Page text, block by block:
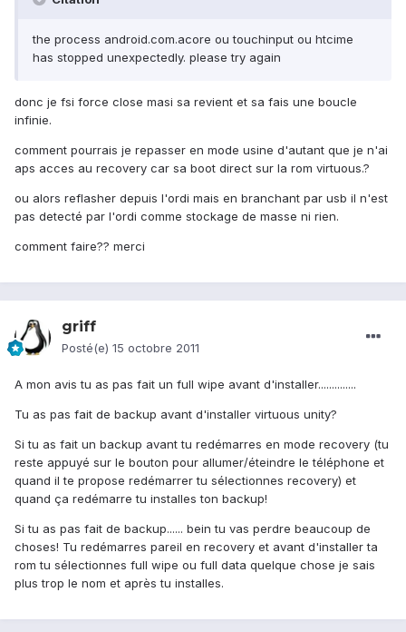
the process android.com.acore ou touchinput ou htcime
has stopped unexpectedly. please try again
donc je fsi force close masi sa revient et sa fais une boucle
infinie.
comment pourrais je repasser en mode usine d'autant que je n'ai
aps acces au recovery car sa boot direct sur la rom virtuous.?
ou alors reflasher depuis l'ordi mais en branchant par usb il n'est
pas detecté par l'ordi comme stockage de masse ni rien.
comment faire?? merci
griff
Posté(e) 15 octobre 2011
A mon avis tu as pas fait un full wipe avant d'installer..............
Tu as pas fait de backup avant d'installer virtuous unity?
Si tu as fait un backup avant tu redémarres en mode recovery (tu
reste appuyé sur le bouton pour allumer/éteindre le téléphone et
quand il te propose redémarrer tu sélectionnes recovery) et
quand ça redémarre tu installes ton backup!
Si tu as pas fait de backup...... bein tu vas perdre beaucoup de
choses! Tu redémarres pareil en recovery et avant d'installer ta
rom tu sélectionnes full wipe ou full data quelque chose je sais
plus trop le nom et après tu installes.